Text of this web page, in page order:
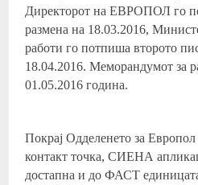
Директорот на ЕВРОПОЛ го
размена на 18.03.2016,
работи го потпиша второто
18.04.2016. Меморандумот за
01.05.2016 година.
Покрај Одделенето за
контакт точка, СИЕНА
достапна и до ФАСТ